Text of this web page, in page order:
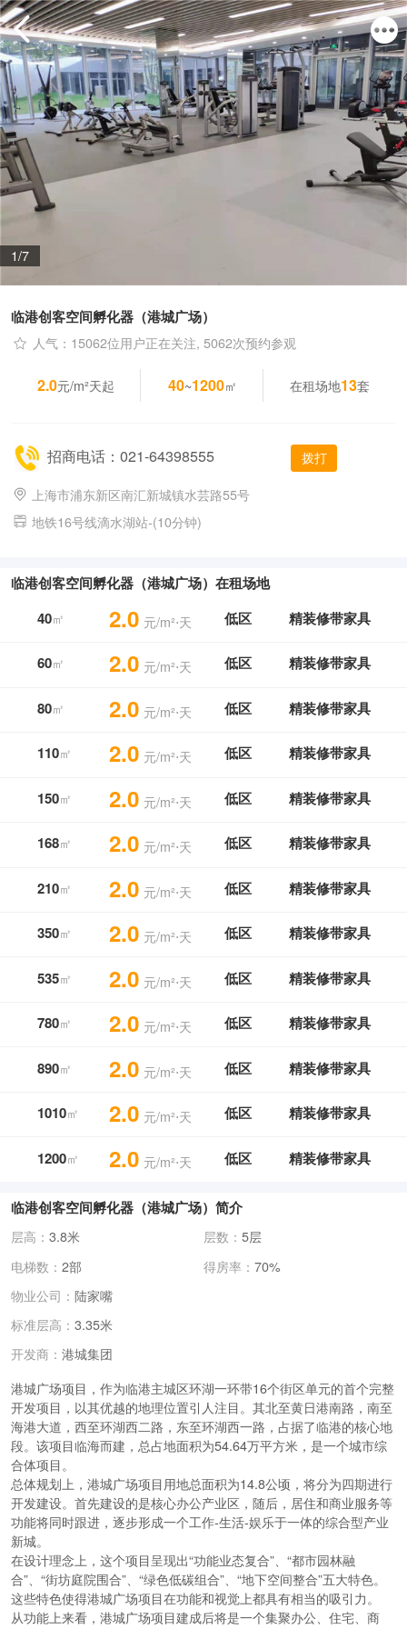
1/7
临港创客空间孵化器（港城广场）
人气：15062位用户正在关注, 5062次预约参观
2.0元/m²天起 40~1200㎡ 在租场地13套
招商电话：021-64398555 拨打
上海市浦东新区南汇新城镇水芸路55号
地铁16号线滴水湖站-(10分钟)
临港创客空间孵化器（港城广场）在租场地
40㎡ 2.0 元/m²⋅天 低区 精装修带家具
60㎡ 2.0 元/m²⋅天 低区 精装修带家具
80㎡ 2.0 元/m²⋅天 低区 精装修带家具
110㎡ 2.0 元/m²⋅天 低区 精装修带家具
150㎡ 2.0 元/m²⋅天 低区 精装修带家具
168㎡ 2.0 元/m²⋅天 低区 精装修带家具
210㎡ 2.0 元/m²⋅天 低区 精装修带家具
350㎡ 2.0 元/m²⋅天 低区 精装修带家具
535㎡ 2.0 元/m²⋅天 低区 精装修带家具
780㎡ 2.0 元/m²⋅天 低区 精装修带家具
890㎡ 2.0 元/m²⋅天 低区 精装修带家具
1010㎡ 2.0 元/m²⋅天 低区 精装修带家具
1200㎡ 2.0 元/m²⋅天 低区 精装修带家具
临港创客空间孵化器（港城广场）简介
层高： 3.8米 层数： 5层
电梯数： 2部 得房率： 70%
物业公司： 陆家嘴
标准层高： 3.35米
开发商： 港城集团
港城广场项目，作为临港主城区环湖一环带16个街区单元的首个完整
开发项目，以其优越的地理位置引人注目。其北至黄日港南路，南至
海港大道，西至环湖西二路，东至环湖西一路，占据了临港的核心地
段。该项目临海而建，总占地面积为54.64万平方米，是一个城市综
合体项目。
总体规划上，港城广场项目用地总面积为14.8公顷，将分为四期进行
开发建设。首先建设的是核心办公产业区，随后，居住和商业服务等
功能将同时跟进，逐步形成一个工作-生活-娱乐于一体的综合型产业
新城。
在设计理念上，这个项目呈现出“功能业态复合”、“都市园林融
合”、“街坊庭院围合”、“绿色低碳组合”、“地下空间整合”五大特色。
这些特色使得港城广场项目在功能和视觉上都具有相当的吸引力。
从功能上来看，港城广场项目建成后将是一个集聚办公、住宅、商